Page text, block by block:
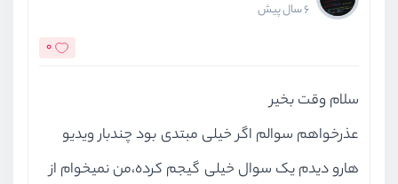
6 سال پیش
0
سلام وقت بخیر
عذرخواهم سوالم اگر خیلی مبتدی بود چندبار ویدیو
هارو دیدم یک سوال خیلی گیجم کرده،من نمیخوام از